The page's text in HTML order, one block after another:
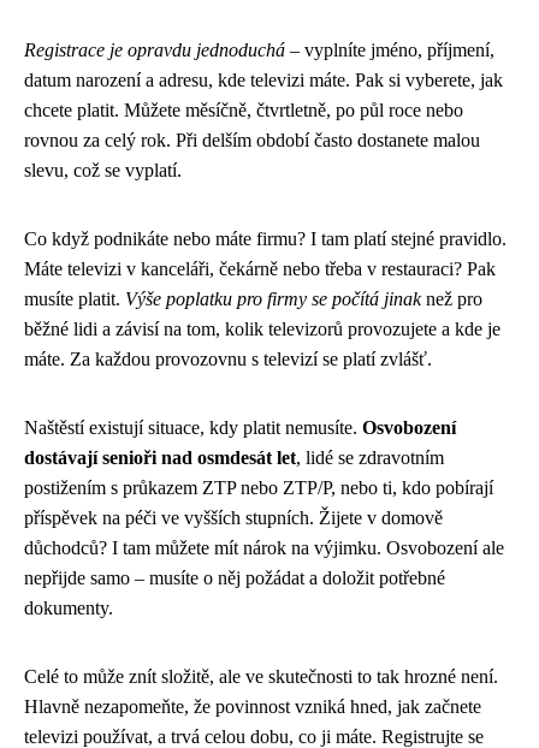
Registrace je opravdu jednoduchá – vyplníte jméno, příjmení,
datum narození a adresu, kde televizi máte. Pak si vyberete, jak
chcete platit. Můžete měsíčně, čtvrtletně, po půl roce nebo
rovnou za celý rok. Při delším období často dostanete malou
slevu, což se vyplatí.
Co když podnikáte nebo máte firmu? I tam platí stejné pravidlo.
Máte televizi v kanceláři, čekárně nebo třeba v restauraci? Pak
musíte platit. Výše poplatku pro firmy se počítá jinaknež pro
běžné lidi a závisí na tom, kolik televizorů provozujete a kde je
máte. Za každou provozovnu s televizí se platí zvlášť.
Naštěstí existují situace, kdy platit nemusíte. Osvobození
dostávají senioři nad osmdesát let, lidé se zdravotním
postižením s průkazem ZTP nebo ZTP/P, nebo ti, kdo pobírají
příspěvek na péči ve vyšších stupních. Žijete v domově
důchodců? I tam můžete mít nárok na výjimku. Osvobození ale
nepřijde samo – musíte o něj požádat a doložit potřebné
dokumenty.
Celé to může znít složitě, ale ve skutečnosti to tak hrozné není.
Hlavně nezapomeňte, že povinnost vzniká hned, jak začnete
televizi používat, a trvá celou dobu, co ji máte. Registrujte se